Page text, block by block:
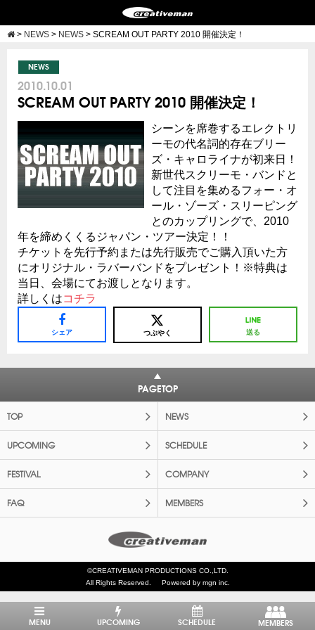
> NEWS > NEWS > SCREAM OUT PARTY 2010 開催決定！
NEWS
2010.10.01
SCREAM OUT PARTY 2010 開催決定！
シーンを席巻するエレクトリ
ーモの代名詞的存在ブリー
ズ・キャロライナが初来日！
新世代スクリーモ・バンドと
して注目を集めるフォー・オ
ール・ゾーズ・スリーピング
とのカップリングで、2010
年を締めくくるジャパン・ツアー決定！！
チケットを先行予約または先行販売でご購入頂いた方
にオリジナル・ラバーバンドをプレゼント！※特典は
当日、会場にてお渡しとなります。
詳しくはコチラ
シェア つぶやく 送る
PAGETOP
TOP NEWS
UPCOMING SCHEDULE
FESTIVAL COMPANY
FAQ MEMBERS
©CREATIVEMAN PRODUCTIONS CO.,LTD.
All Rights Reserved.
Powered by mgn inc.
MENU UPCOMING SCHEDULE MEMBERS